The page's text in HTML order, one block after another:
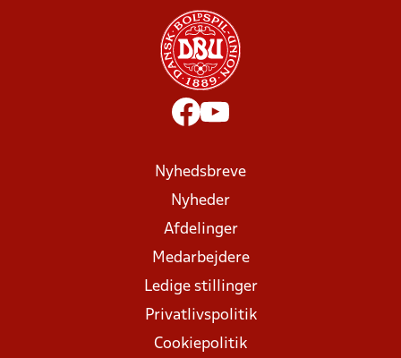
Nyhedsbreve
Nyheder
Afdelinger
Medarbejdere
Ledige stillinger
Privatlivspolitik
Cookiepolitik